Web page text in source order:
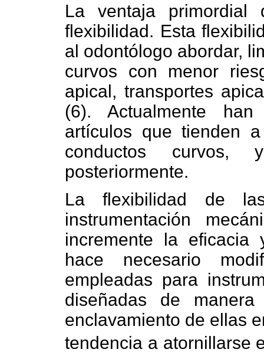
La ventaja
flexibilidad. Esta
al odontólogo abordar,
curvos con menor
apical, transportes
(6). Actualmente
artículos que tienden
conductos curvos,
posteriormente.
La flexibilidad de
instrumentación
incremente la eficacia
hace necesario
empleadas para
diseñadas de
enclavamiento de ellas
tendencia a